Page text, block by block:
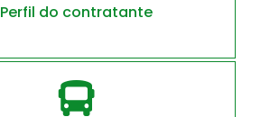
Perfil do contratante
